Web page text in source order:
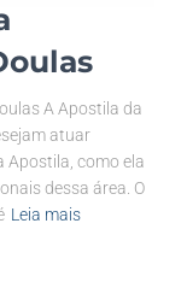
A Apostila da
atuar
Apostila, como ela
dessa área. O
Leia mais